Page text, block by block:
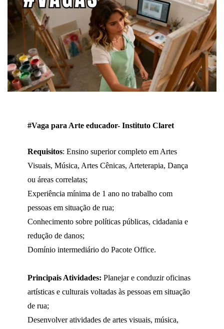
#Vaga para Arte educador- Instituto Claret
Requisitos: Ensino superior completo em Artes
Visuais, Música, Artes Cênicas, Arteterapia, Dança
ou áreas correlatas;
Experiência mínima de 1 ano no trabalho com
pessoas em situação de rua;
Conhecimento sobre políticas públicas, cidadania e
redução de danos;
Domínio intermediário do Pacote Office.
Principais Atividades: Planejar e conduzir oficinas
artísticas e culturais voltadas às pessoas em situação
de rua;
Desenvolver atividades de artes visuais, música,